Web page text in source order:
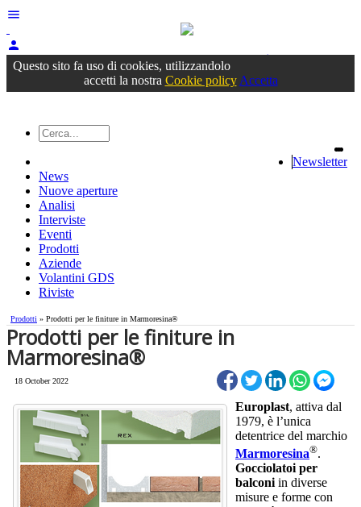
menu
person
Accedioppure registrati
Questo sito fa uso di cookies, utilizzandolo
accetti la nostra Cookie policy Accetta
Newsletter
News
Nuove aperture
Analisi
Interviste
Eventi
Prodotti
Aziende
Volantini GDS
Riviste
Prodotti » Prodotti per le finiture in Marmoresina®
Prodotti per le finiture in
Marmoresina®
18 October 2022
Europlast, attiva dal
1979, è l’unica
detentrice del marchio
Marmoresina®.
Gocciolatoi per
balconi in diverse
misure e forme con